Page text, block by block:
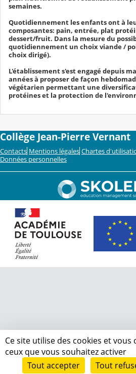
semaines.
Quotidiennement les enfants ont à
composantes: pain, entrée, plat
dessert/fruit. Dans la mesure du
quotidiennement un choix viande /
choix dirigé).
L'établissement s'est engagé depuis
années à proposer de façon
végétarien permettant une
protéines et la protection de
Collège Jean-Pierre Vernant
Contacts Mentions légales Chartes
Données personnelles
Ce site utilise des cookies et
ceux que vous souhaitez activer
Tout accepter
Tout